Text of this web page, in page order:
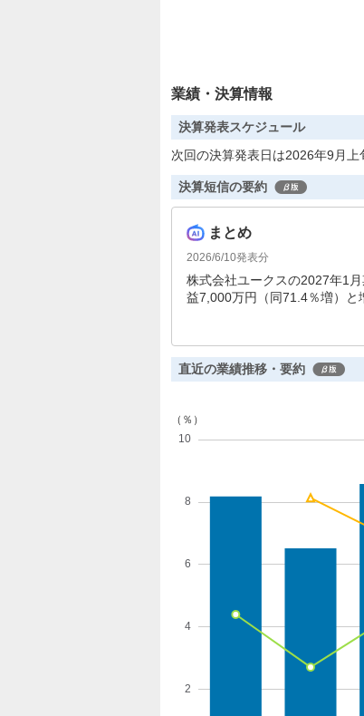
業績・決算情報
決算発表スケジュール
次回の決算発表日は2026年9月上
決算短信の要約
まとめ
2026/6/10発表分
株式会社ユークスの2027年1
益7,000万円（同71.4％増）と
与により、全体的に好調な結
直近の業績推移・要約